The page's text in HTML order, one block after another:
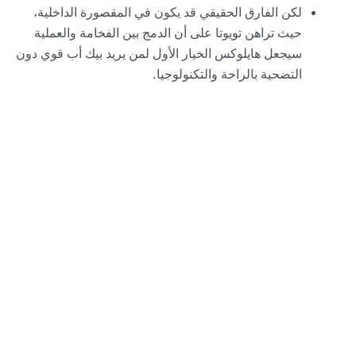
لكن الفارق الحقيقي قد يكون في المقصورة الداخلية،
حيث تراهن تويوتا على أن الدمج بين الفخامة والعملية
سيجعل هايلوكس الخيار الأول لمن يريد بيك أب قوي دون
التضحية بالراحة والتكنولوجيا.